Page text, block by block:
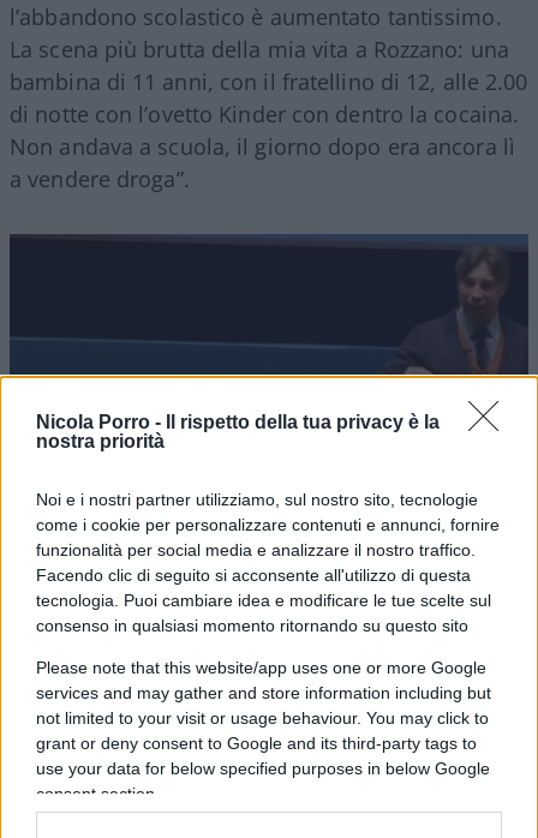
Nicola Porro -
Il rispetto della tua privacy è la
nostra priorità
Noi e i nostri partner utilizziamo, sul nostro sito, tecnologie
come i cookie per personalizzare contenuti e annunci, fornire
funzionalità per social media e analizzare il nostro traffico.
Facendo clic di seguito si acconsente all'utilizzo di questa
tecnologia. Puoi cambiare idea e modificare le tue scelte sul
consenso in qualsiasi momento ritornando su questo sito
Please note that this website/app uses one or more Google
services and may gather and store information including but
not limited to your visit or usage behaviour. You may click to
grant or deny consent to Google and its third-party tags to
use your data for below specified purposes in below Google
consent section.
l’abbandono scolastico è aumentato tantissimo.
La scena più brutta della mia vita a Rozzano: una
bambina di 11 anni, con il fratellino di 12, alle 2.00
di notte con l’ovetto Kinder con dentro la cocaina.
Non andava a scuola, il giorno dopo era ancora lì
a vendere droga”.
00:00 01:02
“Dobbiamo andare in piazza e dire no!”, l’appello
accorato di Brumotti che ha ricevuto l’applauso
del numeroso pubblico presente al Centro
Congressi della Fondazione Cariplo. E attenzione a
puntare il dito contro lo Stato, per il campione di
bike trial bisogna volgere lo sguardo altrove: “Ho
visto tante generazioni crescere. Lo Stato non può
fare tutto. Io vedo genitori su TikTok che si